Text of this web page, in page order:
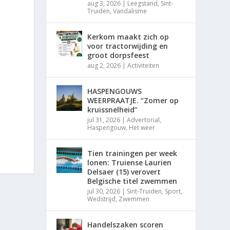
aug 3, 2026 | Leegstand, Sint-
Truiden,Vandalisme
Kerkom maakt zich op
voor tractorwijding en
groot dorpsfeest
aug 2, 2026 |Activiteiten
HASPENGOUWS
WEERPRAATJE. “Zomer op
kruissnelheid”
jul 31, 2026 |Advertorial,
Haspengouw, Het weer
Tien trainingen per week
lonen: Truiense Laurien
Delsaer (15) verovert
Belgische titel zwemmen
jul 30, 2026 | Sint-Truiden, Sport,
Wedstrijd, Zwemmen
Handelszaken scoren